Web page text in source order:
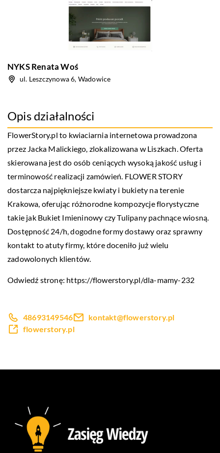
NYKS Renata Woś
ul. Leszczynowa 6, Wadowice
Opis działalności
FlowerStory.pl to kwiaciarnia internetowa prowadzona
przez Jacka Malickiego, zlokalizowana w Liszkach. Oferta
skierowana jest do osób ceniących wysoką jakość usług i
terminowość realizacji zamówień. FLOWER STORY
dostarcza najpiękniejsze kwiaty i bukiety na terenie
Krakowa, oferując różnorodne kompozycje florystyczne
takie jak Bukiet Imieninowy czy Tulipany pachnące wiosną.
Dostępność 24/h, dogodne formy dostawy oraz sprawny
kontakt to atuty firmy, które doceniło już wielu
zadowolonych klientów.
Odwiedź stronę: https://flowerstory.pl/dla-mamy-232
48693149546
kontakt@flowerstory.pl
flowerstory.pl